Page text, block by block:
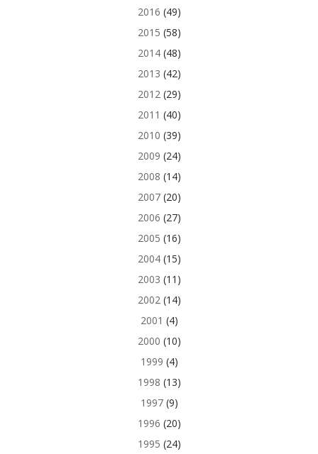
2016 (49)
2015 (58)
2014(48)
2013 (42)
2012(29)
2011 (40)
2010 (39)
2009 (24)
2008 (14)
2007(20)
2006 (27)
2005 (16)
2004(15)
2003 (11)
2002(14)
2001 (4)
2000 (10)
1999 (4)
1998 (13)
1997(9)
1996 (20)
1995 (24)